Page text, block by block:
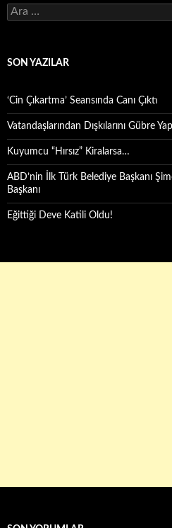
Arama:
SON YAZILAR
‘Cin Çıkartma’ Seansında Canı Çıktı
Vatandaşlarından Dışkılarını Gübre
Kuyumcu “Hırsız” Kiralarsa…
ABD’nin İlk Türk Belediye Başkanı
Başkanı
Eğittiği Deve Katili Oldu!